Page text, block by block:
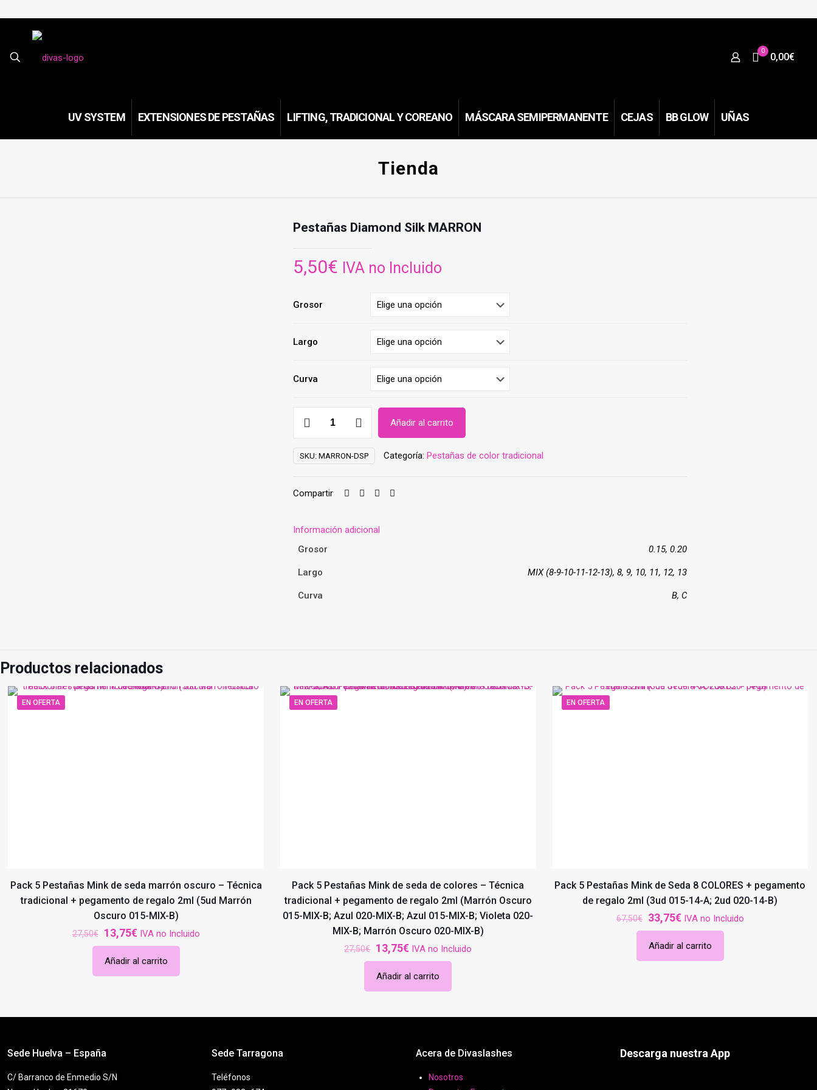
0
0,00€
UV SYSTEM EXTENSIONES DE PESTAÑAS LIFTING, TRADICIONAL Y COREANO MÁSCARA SEMIPERMANENTE CEJAS BB GLOW UÑAS
Tienda
Pestañas Diamond Silk MARRON
5,50€ IVA no Incluido
Grosor
Largo
Curva
Diamond
MARRON
Añadir al carrito
SKU:MARRON-DSP Categoría:Pestañas de color tradicional
Compartir
Información adicional
Grosor
0.15, 0.20
Largo MIX (8-9-10-11-12-13), 8, 9, 10, 11, 12, 13
Curva B, C
Productos relacionados
EN OFERTA
Pack 5 Pestañas Mink de seda marrón oscuro – Técnica
tradicional + pegamento de regalo 2ml (5ud Marrón
Oscuro 015-MIX-B)
27,50€
El
precio
original
era:
13,75€El
precio
actual
es:
IVA no Incluido
Añadir al carrito
EN OFERTA
Pack 5 Pestañas Mink de seda de colores – Técnica
tradicional + pegamento de regalo 2ml (Marrón Oscuro
015-MIX-B; Azul 020-MIX-B; Azul 015-MIX-B; Violeta 020-
MIX-B; Marrón Oscuro 020-MIX-B)
27,50€ El
precio
original
era:
13,75€El
precio
actual
es:
IVA no Incluido
Añadir al carrito
EN OFERTA
Pack 5 Pestañas Mink de Seda 8 COLORES + pegamento
de regalo 2ml (3ud 015-14-A; 2ud 020-14-B)
67,50€ El
precio
original
era:
33,75€El
precio
actual
es:
IVA no Incluido
Añadir al carrito
Sede Huelva – España
C/ Barranco de Enmedio S/N
Sede Tarragona
Teléfonos
Acera de Divaslashes
Nosotros
Descarga nuestra App